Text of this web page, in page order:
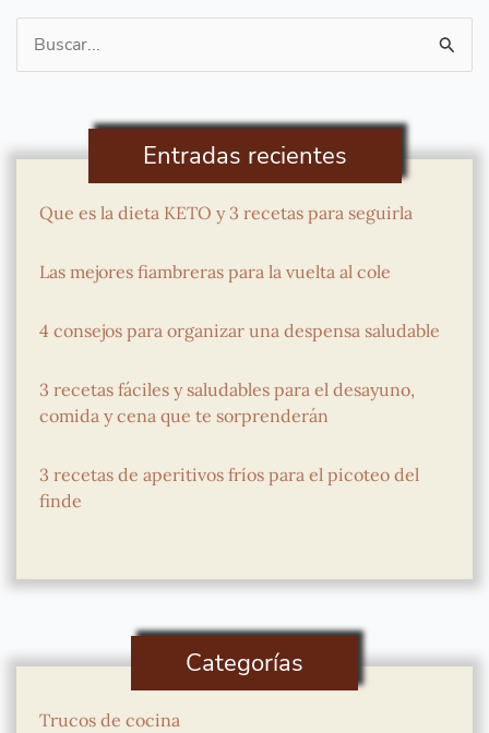
Buscar
por:
Entradas recientes
Que es la dieta KETO y 3 recetas para seguirla
Las mejores fiambreras para la vuelta al cole
4 consejos para organizar una despensa saludable
3 recetas fáciles y saludables para el desayuno,
comida y cena que te sorprenderán
3 recetas de aperitivos fríos para el picoteo del
finde
Categorías
Trucos de cocina